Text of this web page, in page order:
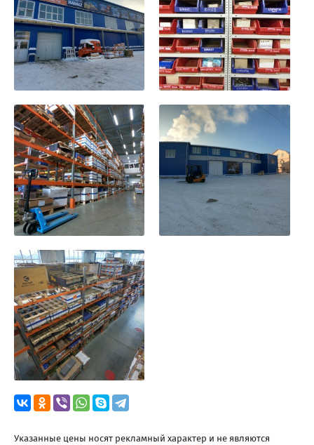
Указанные цены носят рекламный характер и не являются